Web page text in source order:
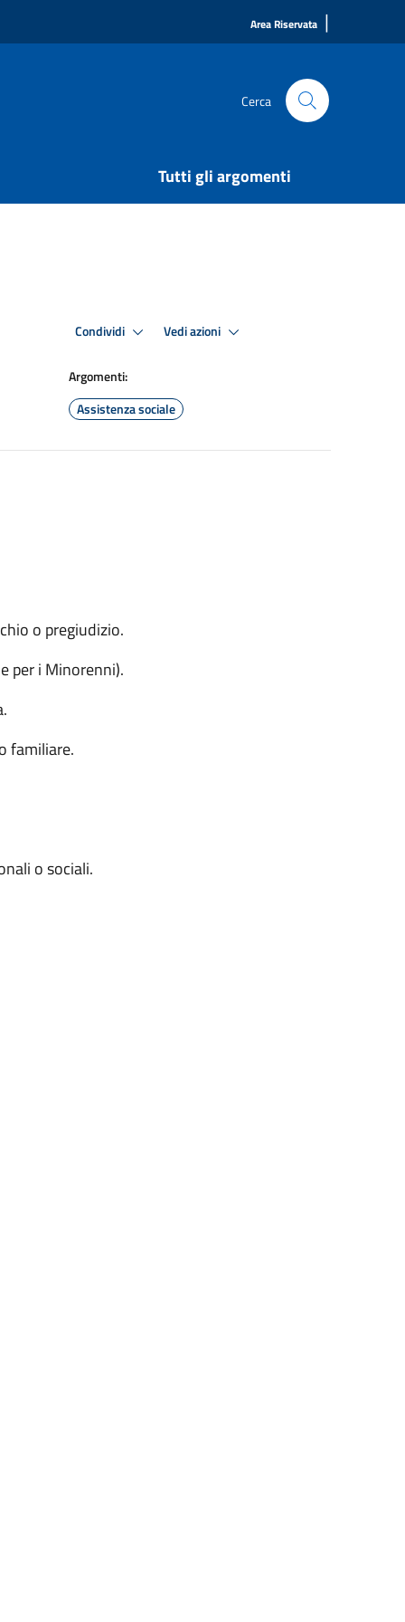
Area Riservata |
Cerca
Tutti gli argomenti
Condividi Vedi azioni
Argomenti:
Assistenza sociale
o pregiudizio.
per i Minorenni).
familiare.
o sociali.